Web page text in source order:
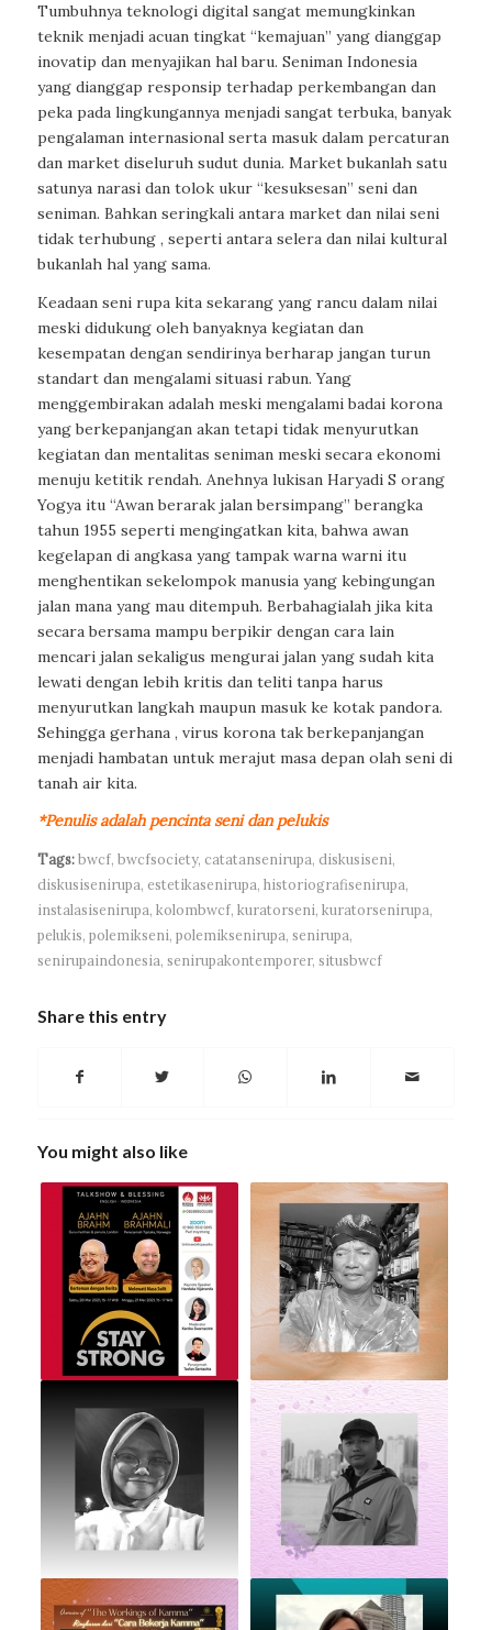
Tumbuhnya teknologi digital sangat memungkinkan
teknik menjadi acuan tingkat “kemajuan” yang dianggap
inovatip dan menyajikan hal baru. Seniman Indonesia
yang dianggap responsip terhadap perkembangan dan
peka pada lingkungannya menjadi sangat terbuka, banyak
pengalaman internasional serta masuk dalam percaturan
dan market diseluruh sudut dunia. Market bukanlah satu
satunya narasi dan tolok ukur “kesuksesan” seni dan
seniman. Bahkan seringkali antara market dan nilai seni
tidak terhubung , seperti antara selera dan nilai kultural
bukanlah hal yang sama.
Keadaan seni rupa kita sekarang yang rancu dalam nilai
meski didukung oleh banyaknya kegiatan dan
kesempatan dengan sendirinya berharap jangan turun
standart dan mengalami situasi rabun. Yang
menggembirakan adalah meski mengalami badai korona
yang berkepanjangan akan tetapi tidak menyurutkan
kegiatan dan mentalitas seniman meski secara ekonomi
menuju ketitik rendah. Anehnya lukisan Haryadi S orang
Yogya itu “Awan berarak jalan bersimpang” berangka
tahun 1955 seperti mengingatkan kita, bahwa awan
kegelapan di angkasa yang tampak warna warni itu
menghentikan sekelompok manusia yang kebingungan
jalan mana yang mau ditempuh. Berbahagialah jika kita
secara bersama mampu berpikir dengan cara lain
mencari jalan sekaligus mengurai jalan yang sudah kita
lewati dengan lebih kritis dan teliti tanpa harus
menyurutkan langkah maupun masuk ke kotak pandora.
Sehingga gerhana , virus korona tak berkepanjangan
menjadi hambatan untuk merajut masa depan olah seni di
tanah air kita.
*Penulis adalah pencinta seni dan pelukis
Tags: bwcf, bwcfsociety, catatansenirupa, diskusiseni,
diskusisenirupa, estetikasenirupa, historiografisenirupa,
instalasisenirupa, kolombwcf, kuratorseni, kuratorsenirupa,
pelukis, polemikseni, polemiksenirupa, senirupa,
senirupaindonesia, senirupakontemporer, situsbwcf
Share this entry
You might also like